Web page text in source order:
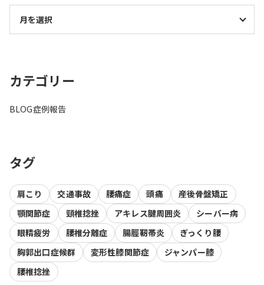
カテゴリー
BLOG症例報告
タグ
肩こり 交通事故 腰痛症 頭痛
産後骨盤矯正
顎関節症
頸椎捻挫 アキレス腱周囲炎
シーバー病
眼精疲労
腰椎分離症 腸脛靭帯炎
ぎっくり腰
胸郭出口症候群
変形性膝関節症
ジャンパー膝
腰椎捻挫